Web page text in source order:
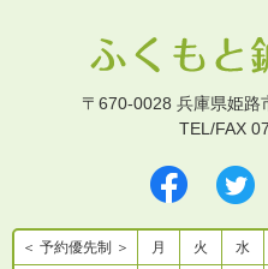
〒670-0028 兵庫県姫路
TEL/FAX
＜ 予約優先制 ＞ 月 火 水